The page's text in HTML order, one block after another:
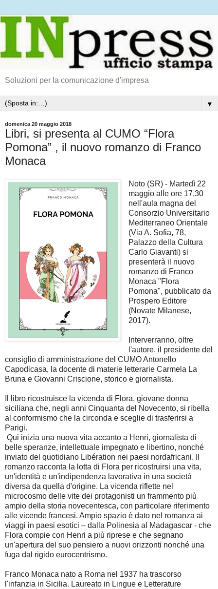
Soluzioni per la comunicazione d'impresa
▼
domenica 20 maggio 2018
Libri, si presenta al CUMO “Flora
Pomona” , il nuovo romanzo di Franco
Monaca
Noto (SR) - Martedì 22
maggio alle ore 17,30
nell'aula magna del
Consorzio Universitario
Mediterraneo Orientale
(Via A. Sofia, 78,
Palazzo della Cultura
Carlo Giavanti) si
presenterà il nuovo
romanzo di Franco
Monaca "Flora
Pomona", pubblicato da
Prospero Editore
(Novate Milanese,
2017).
Interverranno, oltre
l'autore, il presidente del
consiglio di amministrazione del CUMO Antonello
Capodicasa, la docente di materie letterarie Carmela La
Bruna e Giovanni Criscione, storico e giornalista.
Il libro ricostruisce la vicenda di Flora, giovane donna
siciliana che, negli anni Cinquanta del Novecento, si ribella
al conformismo che la circonda e sceglie di trasferirsi a
Parigi.
Qui inizia una nuova vita accanto a Henri, giornalista di
belle speranze, intellettuale impegnato e libertino, nonché
inviato del quotidiano Libération nei paesi nordafricani. Il
romanzo racconta la lotta di Flora per ricostruirsi una vita,
un'identità e un'indipendenza lavorativa in una società
diversa da quella d'origine. La vicenda riflette nel
microcosmo delle vite dei protagonisti un frammento più
ampio della storia novecentesca, con particolare riferimento
alle vicende francesi. Ampio spazio è dato nel romanza ai
viaggi in paesi esotici – dalla Polinesia al Madagascar - che
Flora compie con Henri a più riprese e che segnano
un'apertura del suo pensiero a nuovi orizzonti nonché una
fuga dal rigido eurocentrismo.
Franco Monaca nato a Roma nel 1937 ha trascorso
l'infanzia in Sicilia. Laureato in Lingue e Letterature